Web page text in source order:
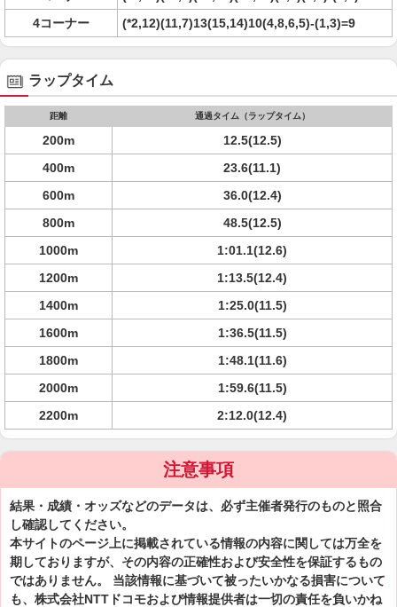
4コーナー
(*2,12)(11,7)13(15,14)10(4,8,6,5)-(1,3)=9
ラップタイム
距離 通過タイム（ラップタイム）
200m
12.5(12.5)
400m
23.6(11.1)
600m
36.0(12.4)
800m
48.5(12.5)
1000m
1:01.1(12.6)
1200m
1:13.5(12.4)
1400m
1:25.0(11.5)
1600m
1:36.5(11.5)
1800m
1:48.1(11.6)
2000m
1:59.6(11.5)
2200m
2:12.0(12.4)
注意事項
結果・成績・オッズなどのデータは、必ず主催者発行のものと照合
し確認してください。
本サイトのページ上に掲載されている情報の内容に関しては万全を
期しておりますが、その内容の正確性および安全性を保証するもの
ではありません。 当該情報に基づいて被ったいかなる損害について
も、株式会社NTTドコモおよび情報提供者は一切の責任を負いかね